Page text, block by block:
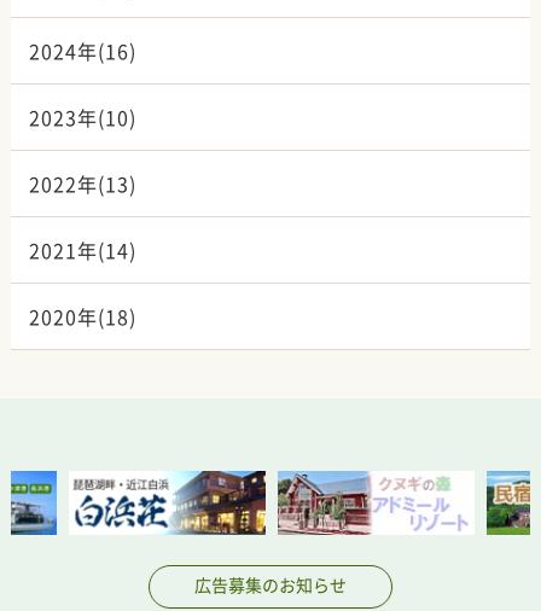
2024年(16)
2023年(10)
2022年(13)
2021年(14)
2020年(18)
広告募集のお知らせ